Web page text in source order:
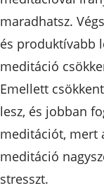
maradhatsz.
és produktívabb
meditáció
Emellett
lesz, és jobban
meditációt, mert
meditáció
stresszt.